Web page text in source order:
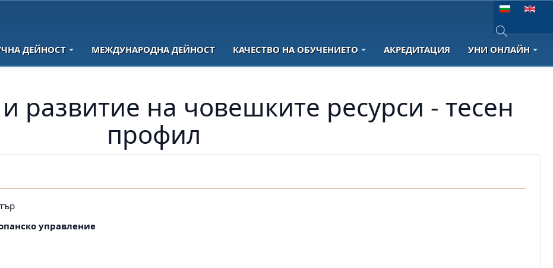
Изберете език
Type 2 or
ДЕЙНОСТ МЕЖДУНАРОДНА ДЕЙНОСТ КАЧЕСТВО НА ОБУЧЕНИЕТО АКРЕДИТАЦИЯ УНИ ОНЛАЙН
развитие на човешките ресурси - тесен
профил
управление